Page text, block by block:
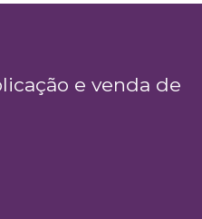
e venda de